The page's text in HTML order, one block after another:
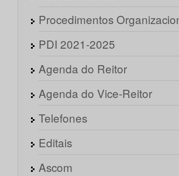
Procedimentos
PDI 2021-2025
Agenda do Reitor
Agenda do Vice-Reitor
Telefones
Editais
Ascom